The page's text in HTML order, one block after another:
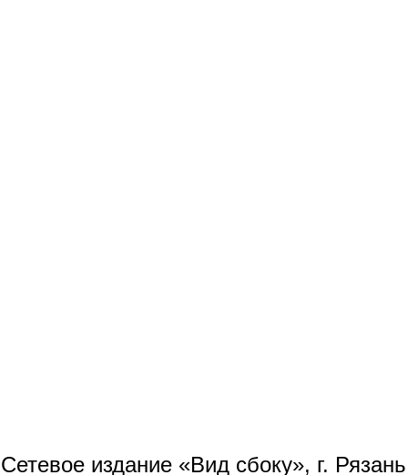
Сетевое издание «Вид сбоку», г.